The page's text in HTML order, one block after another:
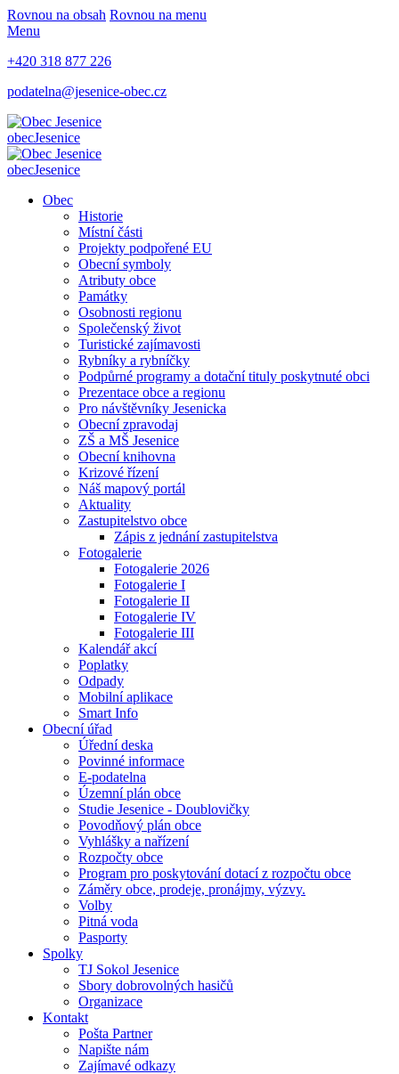
Rovnou na obsah Rovnou na menu
Menu
+420 318 877 226
podatelna@jesenice-obec.cz
obecJesenice
obecJesenice
Obec
Historie
Místní části
Projekty podpořené EU
Obecní symboly
Atributy obce
Památky
Osobnosti regionu
Společenský život
Turistické zajímavosti
Rybníky a rybníčky
Podpůrné programy a dotační tituly poskytnuté obci
Prezentace obce a regionu
Pro návštěvníky Jesenicka
Obecní zpravodaj
ZŠ a MŠ Jesenice
Obecní knihovna
Krizové řízení
Náš mapový portál
Aktuality
Zastupitelstvo obce
Zápis z jednání zastupitelstva
Fotogalerie
Fotogalerie 2026
Fotogalerie I
Fotogalerie II
Fotogalerie IV
Fotogalerie III
Kalendář akcí
Poplatky
Odpady
Mobilní aplikace
Smart Info
Obecní úřad
Úřední deska
Povinné informace
E-podatelna
Územní plán obce
Studie Jesenice - Doublovičky
Povodňový plán obce
Vyhlášky a nařízení
Rozpočty obce
Program pro poskytování dotací z rozpočtu obce
Záměry obce, prodeje, pronájmy, výzvy.
Volby
Pitná voda
Pasporty
Spolky
TJ Sokol Jesenice
Sbory dobrovolných hasičů
Organizace
Kontakt
Pošta Partner
Napište nám
Zajímavé odkazy